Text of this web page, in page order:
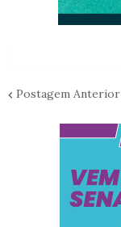
Postagem Anterior